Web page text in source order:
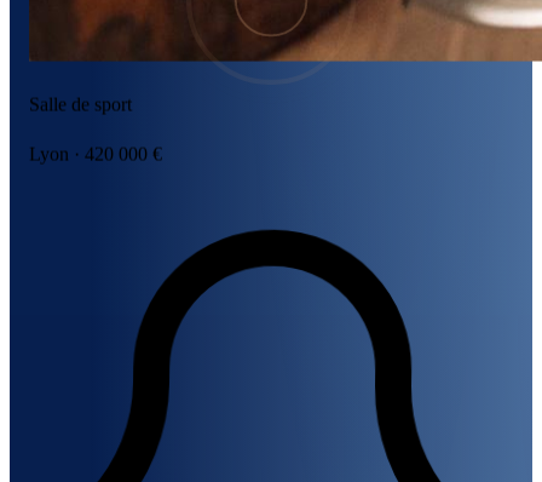
Salle de sport
Lyon · 420 000 €